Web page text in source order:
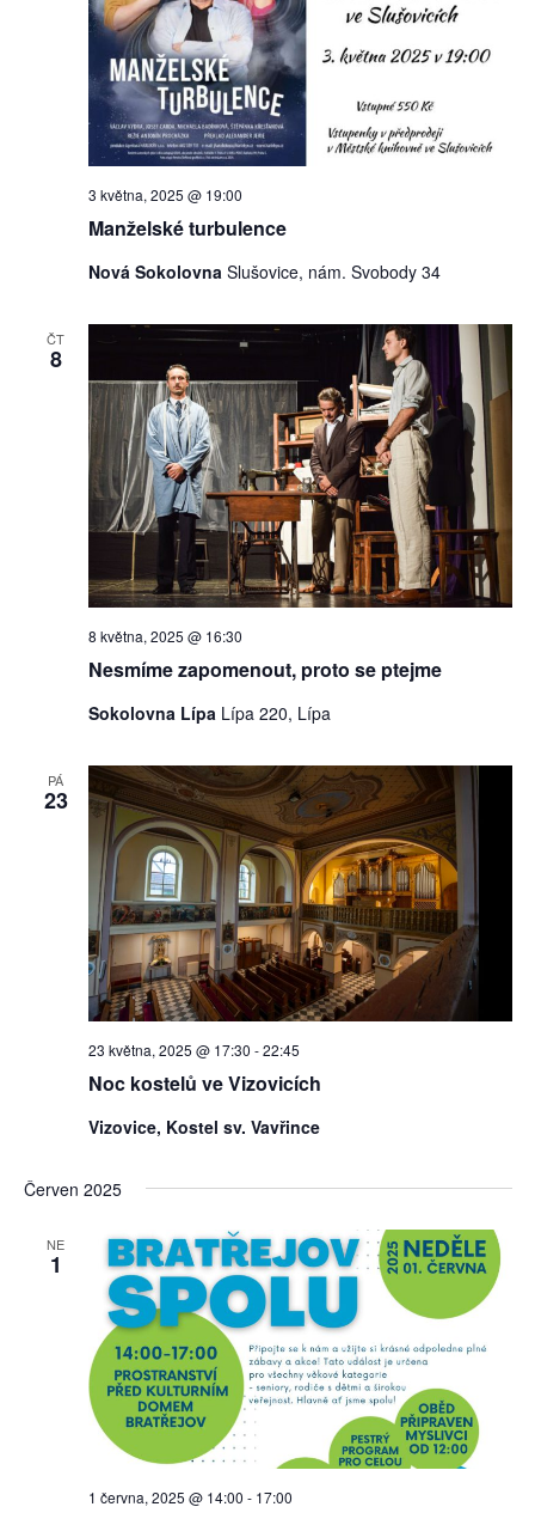
Manželské turbulence
3 května, 2025 @ 19:00
Nová Sokolovna Slušovice, nám. Svobody 34
ČT
8
Nesmíme zapomenout, proto se ptejme
8 května, 2025 @ 16:30
Sokolovna Lípa Lípa 220, Lípa
PÁ
23
Noc kostelů ve Vizovicích
23 května, 2025 @ 17:30 -22:45
Vizovice, Kostel sv. Vavřince
Červen 2025
NE
1
1 června, 2025 @ 14:00 - 17:00